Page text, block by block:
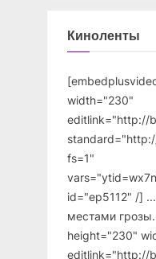
Киноленты
width="230"
editlink="http://
fs=1"
id="ep5112" /]
местами
height="230"
editlink="http://